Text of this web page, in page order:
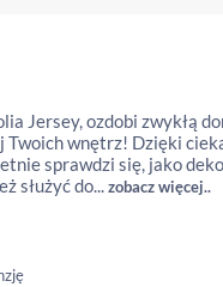
Jersey, ozdobi zwykłą
Twoich wnętrz! Dzięki
sprawdzi się, jako
służyć do...zobacz więcej..